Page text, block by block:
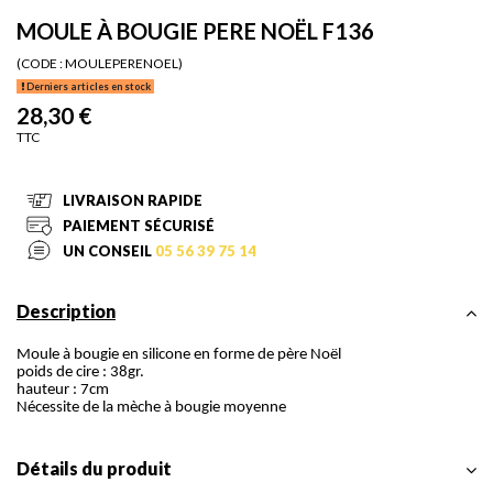
MOULE À BOUGIE PERE NOËL F136
(CODE :MOULEPERENOEL)
Derniers articles en stock
28,30 €
TTC
LIVRAISON RAPIDE
PAIEMENT SÉCURISÉ
UN CONSEIL 05 56 39 75 14
Description
Moule à bougie en silicone en forme de père Noël
poids de cire : 38gr.
hauteur : 7cm
Nécessite de la mèche à bougie moyenne
Détails du produit